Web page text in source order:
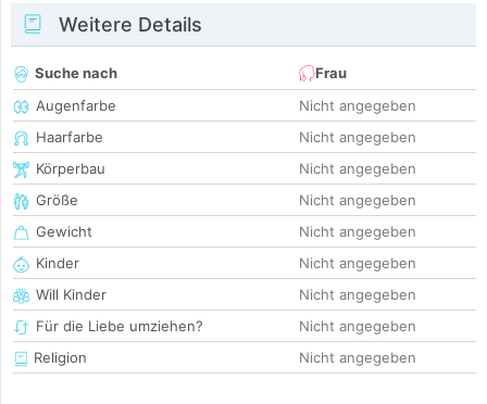
Weitere Details
Suche nach
Frau
Augenfarbe
Nicht angegeben
Haarfarbe
Nicht angegeben
Körperbau
Nicht angegeben
Größe
Nicht angegeben
Gewicht
Nicht angegeben
Kinder
Nicht angegeben
Will Kinder
Nicht angegeben
Für die Liebe umziehen?
Nicht angegeben
Religion
Nicht angegeben